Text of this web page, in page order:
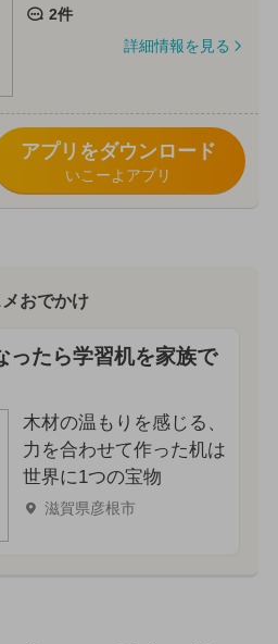
2件
詳細情報を見る
アプリをダウンロード
いこーよアプリ
おでかけ
ったら学習机を家族で
木材の温もりを感じる、
力を合わせて作った机は
世界に1つの宝物
滋賀県彦根市